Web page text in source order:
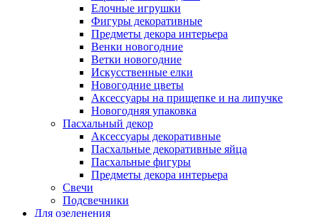
Елочные игрушки
Фигуры декоративные
Предметы декора интерьера
Венки новогодние
Ветки новогодние
Искусственные елки
Новогодние цветы
Аксессуары на прищепке и на липучке
Новогодняя упаковка
Пасхальный декор
Аксессуары декоративные
Пасхальные декоративные яйца
Пасхальные фигуры
Предметы декора интерьера
Свечи
Подсвечники
Для озеленения